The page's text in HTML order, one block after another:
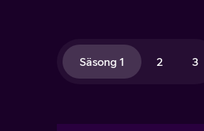
Säsong 1 2 3